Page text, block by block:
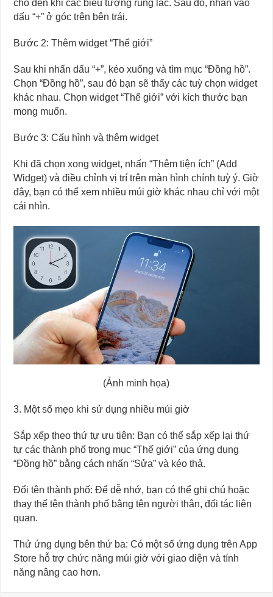
cho đến khi các biểu tượng rung lắc. Sau đó, nhấn vào
dấu “+” ở góc trên bên trái.
Bước 2: Thêm widget “Thế giới”
Sau khi nhấn dấu “+”, kéo xuống và tìm mục “Đồng hồ”.
Chọn “Đồng hồ”, sau đó bạn sẽ thấy các tuỳ chọn widget
khác nhau. Chọn widget “Thế giới” với kích thước bạn
mong muốn.
Bước 3: Cấu hình và thêm widget
Khi đã chọn xong widget, nhấn “Thêm tiện ích” (Add
Widget) và điều chỉnh vị trí trên màn hình chính tuỳ ý. Giờ
đây, bạn có thể xem nhiều múi giờ khác nhau chỉ với một
cái nhìn.
(Ảnh minh họa)
3. Một số mẹo khi sử dụng nhiều múi giờ
Sắp xếp theo thứ tự ưu tiên: Bạn có thể sắp xếp lại thứ
tự các thành phố trong mục “Thế giới” của ứng dụng
“Đồng hồ” bằng cách nhấn “Sửa” và kéo thả.
Đổi tên thành phố: Để dễ nhớ, bạn có thể ghi chú hoặc
thay thế tên thành phố bằng tên người thân, đối tác liên
quan.
Thử ứng dụng bên thứ ba: Có một số ứng dụng trên App
Store hỗ trợ chức năng múi giờ với giao diện và tính
năng nâng cao hơn.